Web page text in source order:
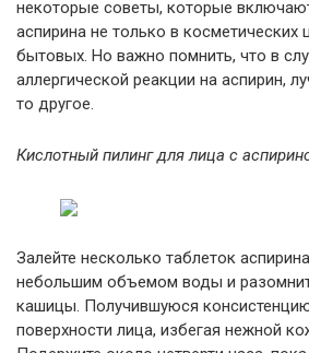
некоторые советы, которые
аспирина не только в косметических
бытовых. Но важно помнить, что в
аллергической реакции на аспирин,
то другое.
Кислотный пилинг для лица с
Залейте несколько таблеток
небольшим объемом воды и
кашицы. Получившуюся
поверхности лица, избегая нежной